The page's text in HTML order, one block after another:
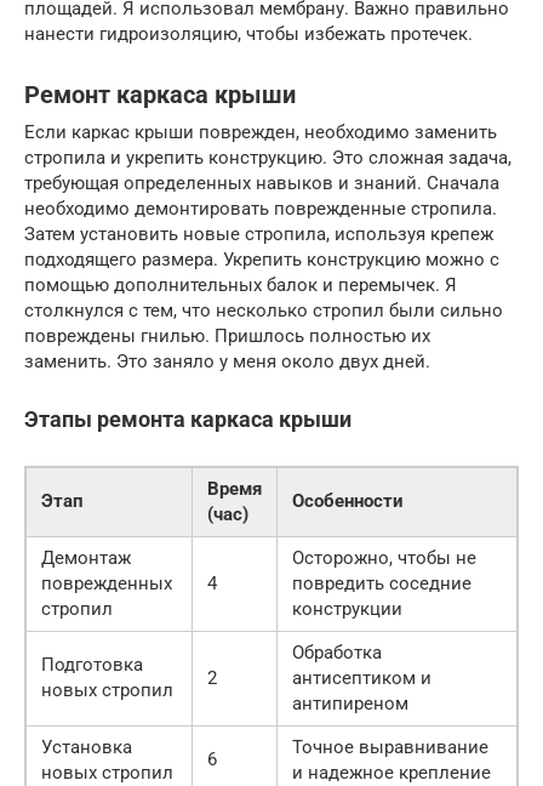
площадей. Я использовал мембрану. Важно правильно
нанести гидроизоляцию, чтобы избежать протечек.
Ремонт каркаса крыши
Если каркас крыши поврежден, необходимо заменить
стропила и укрепить конструкцию. Это сложная задача,
требующая определенных навыков и знаний. Сначала
необходимо демонтировать поврежденные стропила.
Затем установить новые стропила, используя крепеж
подходящего размера. Укрепить конструкцию можно с
помощью дополнительных балок и перемычек. Я
столкнулся с тем, что несколько стропил были сильно
повреждены гнилью. Пришлось полностью их
заменить. Это заняло у меня около двух дней.
Этапы ремонта каркаса крыши
Этап
Время
(час)
Особенности
Демонтаж
поврежденных
стропил
4
Осторожно, чтобы не
повредить соседние
конструкции
Подготовка
новых стропил
2
Обработка
антисептиком и
антипиреном
Установка
новых стропил
6
Точное выравнивание
и надежное крепление